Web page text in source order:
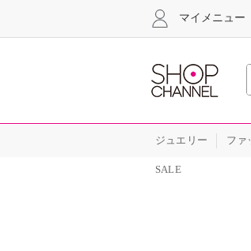
マイメニュー
ジュエリー ファ
SALE